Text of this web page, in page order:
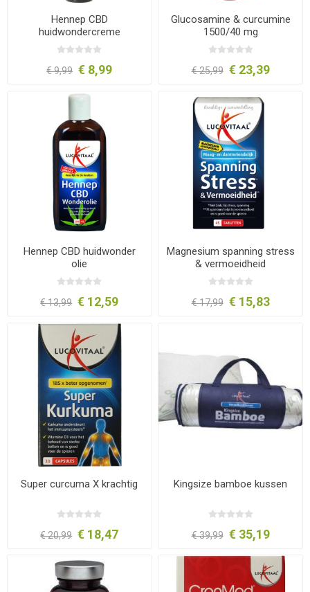
Hennep CBD
huidwondercreme
€ 9,99 € 8,99
Glucosamine & curcumine
1500/40 mg
€ 25,99 € 23,39
Hennep CBD huidwonder
olie
€ 13,99 € 12,59
Magnesium spanning stress
& vermoeidheid
€ 17,99 € 15,83
Super curcuma X krachtig
€ 20,99 € 18,47
Kingsize bamboe kussen
€ 39,99 € 35,19